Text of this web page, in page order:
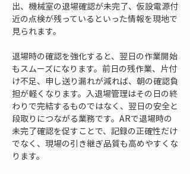
出、機械室の退場確認が未完了、仮設電源付
近の点検が残っているといった情報を現地で
見られます。
退場時の確認を強化すると、翌日の作業開始
もスムーズになります。前日の残作業、片付
け不足、申し送り漏れが減れば、朝の確認負
担が軽くなります。入退場管理はその日の終
わりで完結するものではなく、翌日の安全と
段取りにつながる業務です。ARで退場時の
未完了確認を促すことで、記録の正確性だけ
でなく、現場の引き継ぎ品質も高めやすくな
ります。